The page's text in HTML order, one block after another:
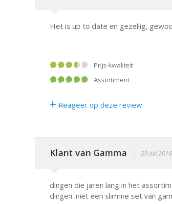
Het is up to date en gezellig,
Prijs-kwaliteit
Assortiment
+ Reageer op deze review
Klant van Gamma | 29 juli 2016
dingen die jaren lang in het
dingen. niet een slimme set van